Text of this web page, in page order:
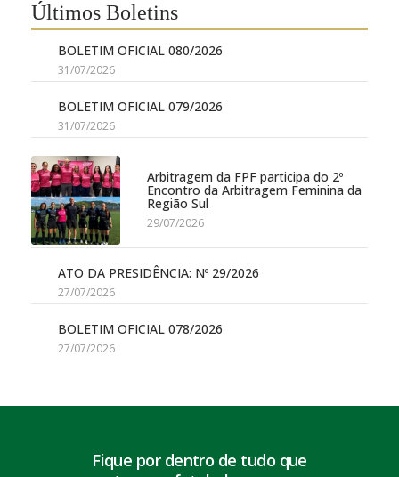
Últimos Boletins
BOLETIM OFICIAL 080/2026
31/07/2026
BOLETIM OFICIAL 079/2026
31/07/2026
Arbitragem da FPF participa do 2º
Encontro da Arbitragem Feminina da
Região Sul
29/07/2026
ATO DA PRESIDÊNCIA: Nº 29/2026
27/07/2026
BOLETIM OFICIAL 078/2026
27/07/2026
Fique por dentro de tudo que